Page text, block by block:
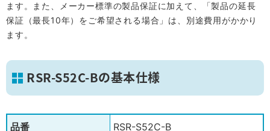
ます。また、メーカー標準の製品保証に加えて、「製品の延長
保証（最長10年）をご希望される場合」は、別途費用がかかり
ます。
RSR-S52C-Bの基本仕様
品番
RSR-S52C-B